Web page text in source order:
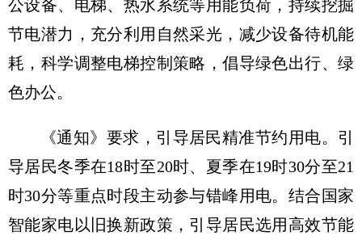
公设备、电梯、热水系统等用能负荷，持续挖掘
节电潜力，充分利用自然采光，减少设备待机能
耗，科学调整电梯控制策略，倡导绿色出行、绿
色办公。
《通知》要求，引导居民精准节约用电。引
导居民冬季在18时至20时、夏季在19时30分至21
时30分等重点时段主动参与错峰用电。结合国家
智能家电以旧换新政策，引导居民选用高效节能